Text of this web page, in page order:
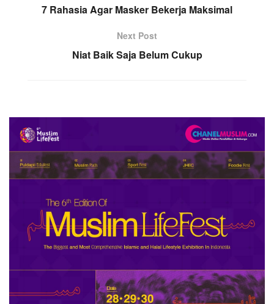
7 Rahasia Agar Masker Bekerja Maksimal
Next Post
Niat Baik Saja Belum Cukup